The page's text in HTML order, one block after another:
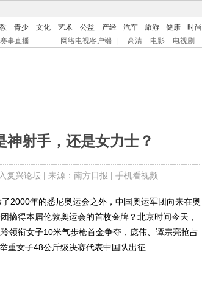
青少 文化 艺术 公益 产经 汽车 旅游 健康 时尚
赛事直播 网络电视客户端 高清 电影 电视剧
神射手，还是女力士？
复兴论坛| 来源：南方日报 | 手机看视频
年的悉尼奥运会之外，中国奥运军团向来在奥
摘得本届伦敦奥运会的首枚金牌？北京时间今天，
领衔女子10米气步枪首金争夺，庞伟、谭宗亮抢占
重女子48公斤级决赛代表中国队出征……